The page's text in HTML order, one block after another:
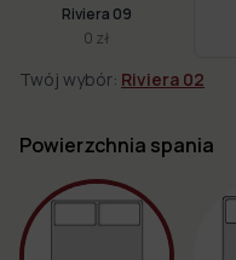
Riviera 09
0 zł
Twój wybór: Riviera 02
Powierzchnia spania